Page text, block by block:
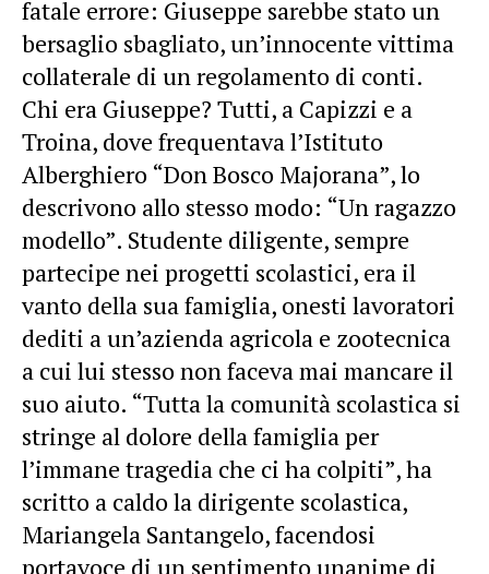
fatale errore: Giuseppe sarebbe stato un
bersaglio sbagliato, un’innocente vittima
collaterale di un regolamento di conti.
Chi era Giuseppe? Tutti, a Capizzi e a
Troina, dove frequentava l’Istituto
Alberghiero “Don Bosco Majorana”, lo
descrivono allo stesso modo: “Un ragazzo
modello”. Studente diligente, sempre
partecipe nei progetti scolastici, era il
vanto della sua famiglia, onesti lavoratori
dediti a un’azienda agricola e zootecnica
a cui lui stesso non faceva mai mancare il
suo aiuto. “Tutta la comunità scolastica si
stringe al dolore della famiglia per
l’immane tragedia che ci ha colpiti”, ha
scritto a caldo la dirigente scolastica,
Mariangela Santangelo, facendosi
portavoce di un sentimento unanime di